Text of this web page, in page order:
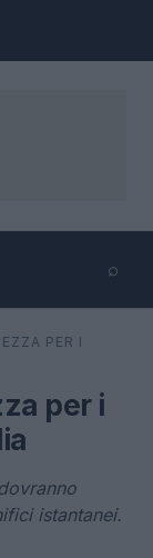
⌕
⌕
PER I
per i
istantanei.